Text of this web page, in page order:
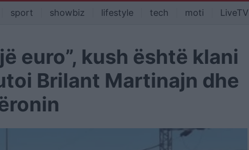
sport showbiz lifestyle tech moti LiveTV
euro”, kush është klani
Brilant Martinajn dhe